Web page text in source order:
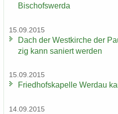
Bi­schofs­wer­da
15.09.2015
Dach der West­kir­che der
zig kann sa­niert wer­den
15.09.2015
Fried­hofs­ka­pel­le Wer­dau
14.09.2015